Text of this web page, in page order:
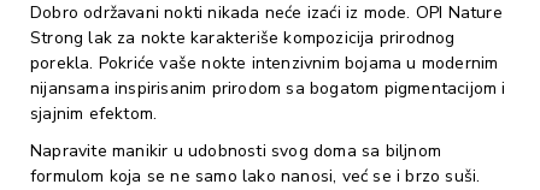
Dobro održavani nokti nikada neće izaći iz mode. OPI Nature
Strong lak za nokte karakteriše kompozicija prirodnog
porekla. Pokriće vaše nokte intenzivnim bojama u modernim
nijansama inspirisanim prirodom sa bogatom pigmentacijom i
sjajnim efektom.
Napravite manikir u udobnosti svog doma sa biljnom
formulom koja se ne samo lako nanosi, već se i brzo suši.